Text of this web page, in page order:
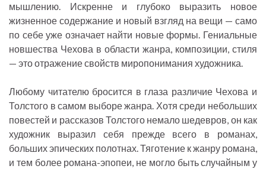
мышлению. Искренне и глубоко выразить новое
жизненное содержание и новый взгляд на вещи — само
по себе уже означает найти новые формы. Гениальные
новшества Чехова в области жанра, композиции, стиля
— это отражение свойств миропонимания художника.
Любому читателю бросится в глаза различие Чехова и
Толстого в самом выборе жанра. Хотя среди небольших
повестей и рассказов Толстого немало шедевров, он как
художник выразил себя прежде всего в романах,
больших эпических полотнах. Тяготение к жанру романа,
и тем более романа-эпопеи, не могло быть случайным у